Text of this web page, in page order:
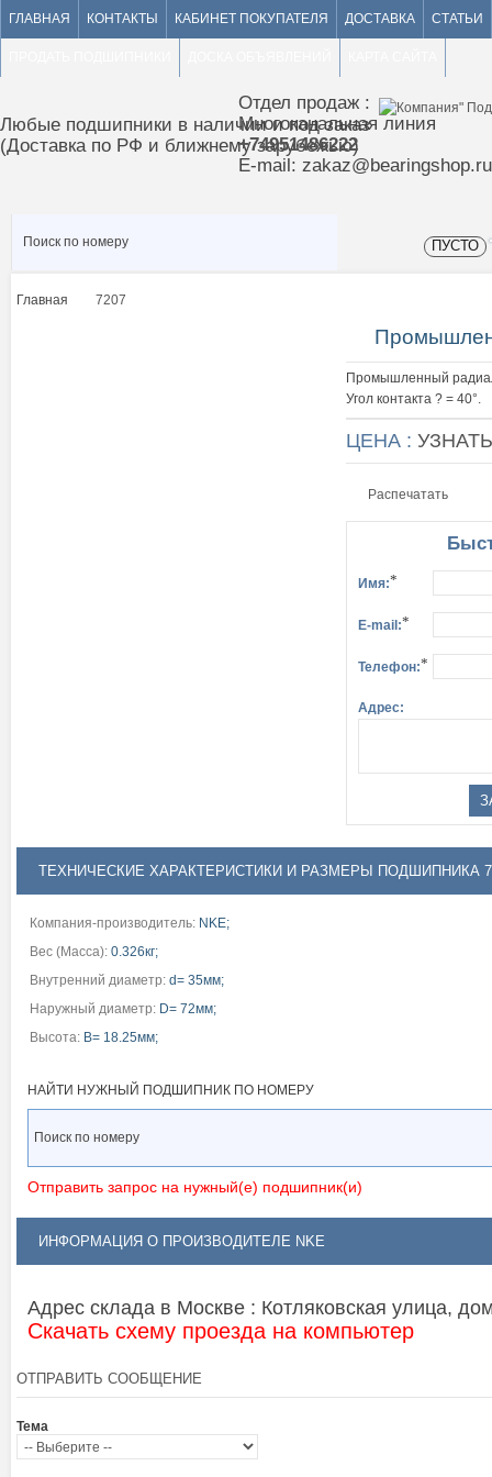
Любые подшипники в наличии и под заказ
(Доставка по РФ и ближнему зарубежью)
Отдел продаж :
Многоканальная линия
+74951486222
E-mail: zakaz@bearingshop.ru
ПУСТО
ГЛАВНАЯ КОНТАКТЫ КАБИНЕТ ПОКУПАТЕЛЯ ДОСТАВКА СТАТЬИ
Главная
7207
Промышленный
Угол контакта ? = 40°.
ЦЕНА : УЗНАТЬ
Распечатать
Имя:*
E-mail:*
Телефон:*
Адрес:
ТЕХНИЧЕСКИЕ ХАРАКТЕРИСТИКИ И РАЗМЕРЫ ПОДШИПНИКА
Компания-производитель: NKE;
Вес (Масса): 0.326кг;
Внутренний диаметр: d= 35мм;
Наружный диаметр: D= 72мм;
Высота: B= 18.25мм;
НАЙТИ НУЖНЫЙ ПОДШИПНИК ПО НОМЕРУ
Отправить запрос на нужный(е) подшипник(и)
ИНФОРМАЦИЯ О ПРОИЗВОДИТЕЛЕ NKE
Адрес склада в Москве : Котляковская улица,
Скачать схему проезда на компьютер
ОТПРАВИТЬ СООБЩЕНИЕ
Тема